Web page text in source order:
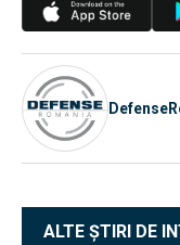
ALTE ȘTIRI DE